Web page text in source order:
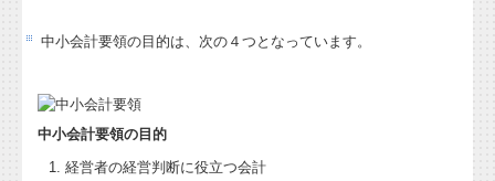
確定申告
今の税理士に満足していますか？
中小会計要領の目的は、次の４つとなっています。
中小会計要領の目的
経営者の経営判断に役立つ会計